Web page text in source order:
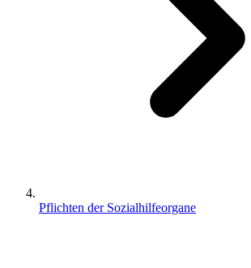
Pflichten der Sozialhilfeorgane